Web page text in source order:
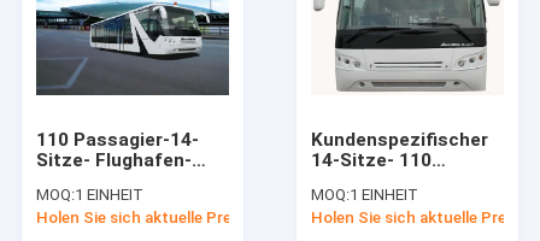
110 Passagier-14-
Sitze- Flughafen-
Selbstgetriebe
MOQ:1 EINHEIT
Holen Sie sich aktuelle Preis
Kundenspezifischer
14-Sitze- 110
Passagier-Bus-
Drehenradius
MOQ:1 EINHEIT
Holen Sie sich aktuelle Preis